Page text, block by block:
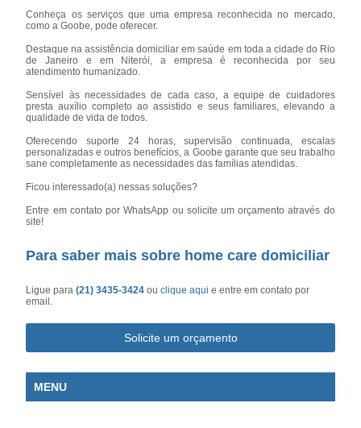
Conheça os serviços que uma empresa reconhecida no mercado,
como a Goobe, pode oferecer.
Destaque na assistência domiciliar em saúde em toda a cidade do Rio
de Janeiro e em Niterói, a empresa é reconhecida por seu
atendimento humanizado.
Sensível às necessidades de cada caso, a equipe de cuidadores
presta auxílio completo ao assistido e seus familiares, elevando a
qualidade de vida de todos.
Oferecendo suporte 24 horas, supervisão continuada, escalas
personalizadas e outros benefícios, a Goobe garante que seu trabalho
sane completamente as necessidades das famílias atendidas.
Ficou interessado(a) nessas soluções?
Entre em contato por WhatsApp ou solicite um orçamento através do
site!
Para saber mais sobre home care domiciliar
Ligue para(21) 3435-3424ouclique aqui e entre em contato por
email.
Solicite um orçamento
MENU